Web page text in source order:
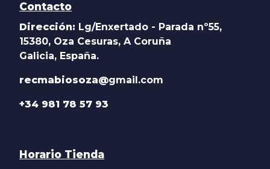
Contacto
Dirección: Lg/Enxertado - Parada nº55,
15380, Oza Cesuras, A Coruña
Galicia, España.
recmabiosoza@gmail.com
+34 981 78 57 93
Horario Tienda